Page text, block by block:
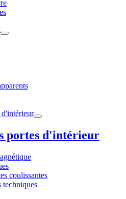
d'intérieur
portes d'intérieur
coulissantes
techniques